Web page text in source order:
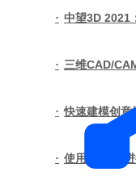
· 中望3D 2021
· 三维CAD/
· 快速建模创意
· 使用中望3D